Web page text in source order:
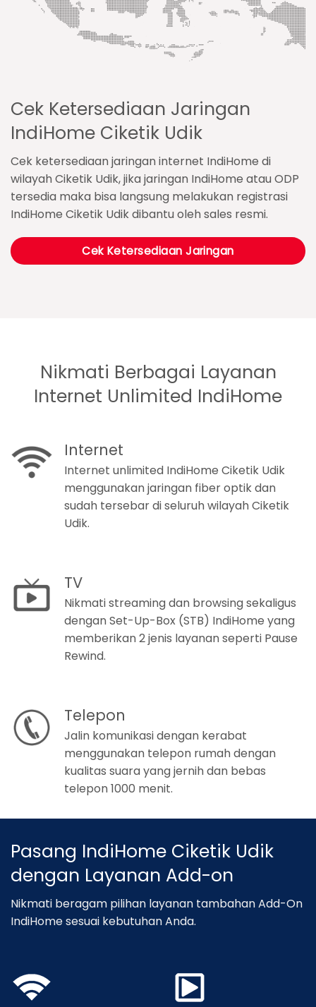
Cek Ketersediaan Jaringan
IndiHome Ciketik Udik
Cek ketersediaan jaringan internet IndiHome di
wilayah Ciketik Udik, jika jaringan IndiHome atau ODP
tersedia maka bisa langsung melakukan registrasi
IndiHome Ciketik Udik dibantu oleh sales resmi.
Cek Ketersediaan Jaringan
Nikmati Berbagai Layanan
Internet Unlimited IndiHome
Internet
Internet unlimited IndiHome Ciketik Udik
menggunakan jaringan fiber optik dan
sudah tersebar di seluruh wilayah Ciketik
Udik.
TV
Nikmati streaming dan browsing sekaligus
dengan Set-Up-Box (STB) IndiHome yang
memberikan 2 jenis layanan seperti Pause
Rewind.
Telepon
Jalin komunikasi dengan kerabat
menggunakan telepon rumah dengan
kualitas suara yang jernih dan bebas
telepon 1000 menit.
Pasang IndiHome Ciketik Udik
dengan Layanan Add-on
Nikmati beragam pilihan layanan tambahan Add-On
IndiHome sesuai kebutuhan Anda.